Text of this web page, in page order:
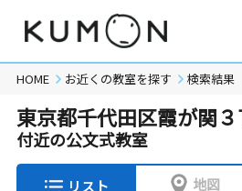
HOME お近くの教室を探す 検索結果
東京都千代田区霞が関３
付近の公文式教室
リスト 地図